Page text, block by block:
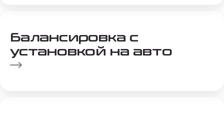
Балансировка с
установкой на авто